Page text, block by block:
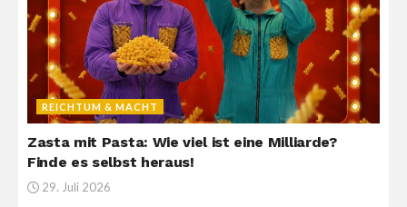
REICHTUM & MACHT
Zasta mit Pasta: Wie viel ist eine Milliarde?
Finde es selbst heraus!
29. Juli 2026